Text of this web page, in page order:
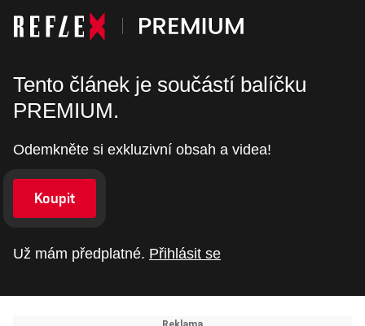
Tento článek je součástí balíčku
PREMIUM.
Odemkněte si exkluzivní obsah a videa!
Koupit
Už mám předplatné. Přihlásit se